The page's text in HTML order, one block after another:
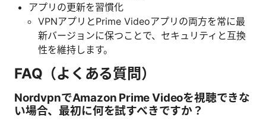
アプリの更新を習慣化
VPNアプリとPrime Videoアプリの両方を常に最
新バージョンに保つことで、セキュリティと互換
性を維持します。
FAQ（よくある質問）
NordvpnでAmazon Prime Videoを視聴できな
い場合、最初に何を試すべきですか？